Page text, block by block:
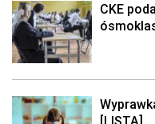
CKE
[LISTA]